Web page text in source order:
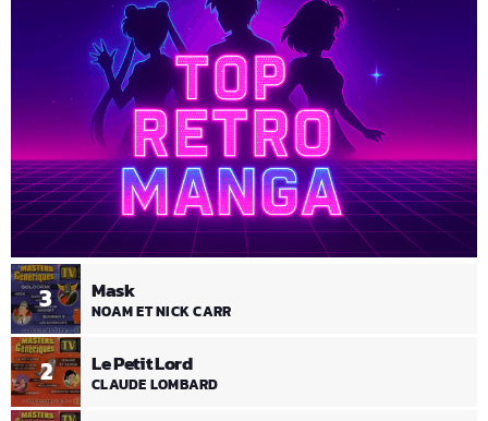
2 Le Petit Lord
CLAUDE LOMBARD
3 Mask
NOAM ET NICK CARR